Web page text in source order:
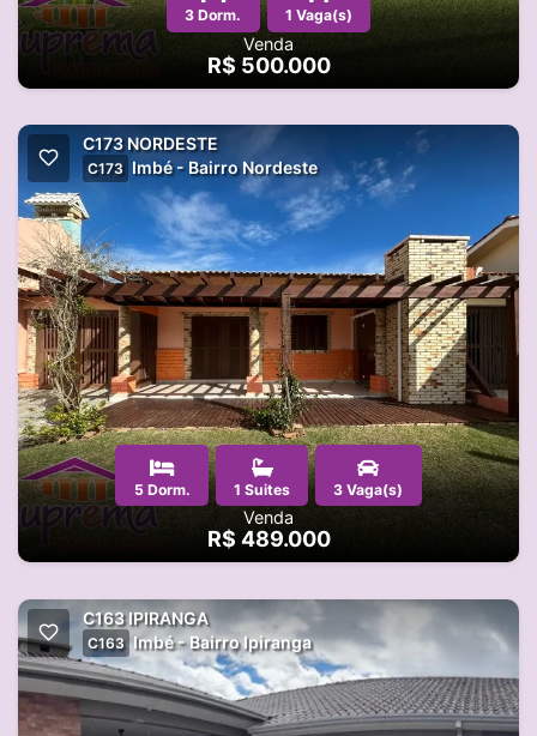
3 Dorm. 1 Vaga(s)
Venda
R$ 500.000
C173 NORDESTE
C173 Imbé - Bairro Nordeste
5 Dorm. 1 Suites 3 Vaga(s)
Venda
R$ 489.000
C163 IPIRANGA
C163 Imbé - Bairro Ipiranga